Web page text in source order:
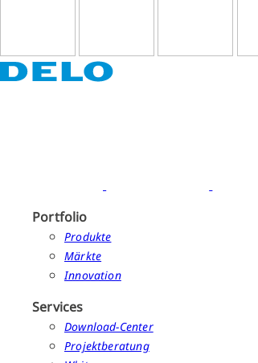
Portfolio
Produkte
Märkte
Innovation
Services
Download-Center
Projektberatung